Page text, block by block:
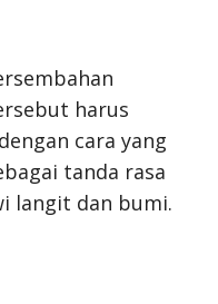
harus
cara yang
tanda rasa
langit dan bumi.